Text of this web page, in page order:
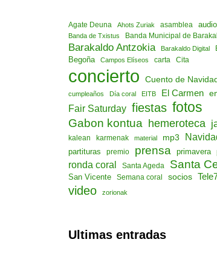
Agate Deuna Ahots Zuriak asamblea audio
Banda de Txistus Banda Municipal de
Barakaldo Antzokia Barakaldo Digital
Begoña Campos Elíseos carta Cita
concierto Cuento de
cumpleaños Día coral EITB El Carmen
Fair Saturday fiestas fotos
Gabon kontua hemeroteca
kalean karmenak material mp3
partituras premio prensa primavera
ronda coral Santa Ageda Santa
San Vicente Semana coral socios
video zorionak
Ultimas entradas